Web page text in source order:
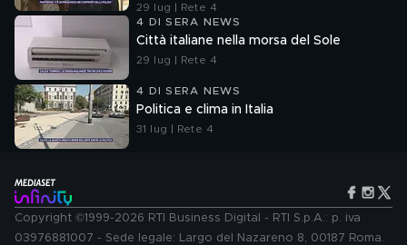
29 lug | Rete 4
4 DI SERA NEWS
Città italiane nella morsa del Sole
29 lug | Rete 4
4 DI SERA NEWS
Politica e clima in Italia
31 lug | Rete 4
Copyright ©1999-2026 RTI Business Digital - RTI S.p.A.: p. iva
03976881007 - Sede legale: Largo del Nazareno 8, 00187 Roma.